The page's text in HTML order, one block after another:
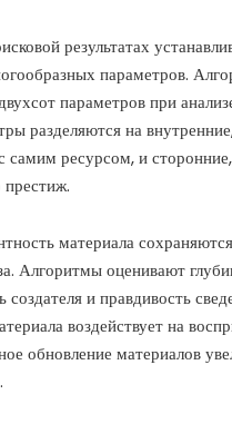
результатах
параметров.
параметров при
разделяются на
самим ресурсом, и сторонние,
материала
Алгоритмы оценивают
создателя и правдивость
воздействует на
обновление материалов